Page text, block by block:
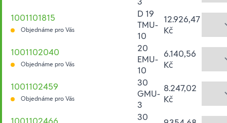
1001101815
Objednáme pro Vás
D 19
TMU-
10
12.926,47
Kč
1001102040
Objednáme pro Vás
20
EMU-
10
6.140,56
Kč
1001102459
Objednáme pro Vás
30
GMU-
3
8.247,02
Kč
1001102466
30